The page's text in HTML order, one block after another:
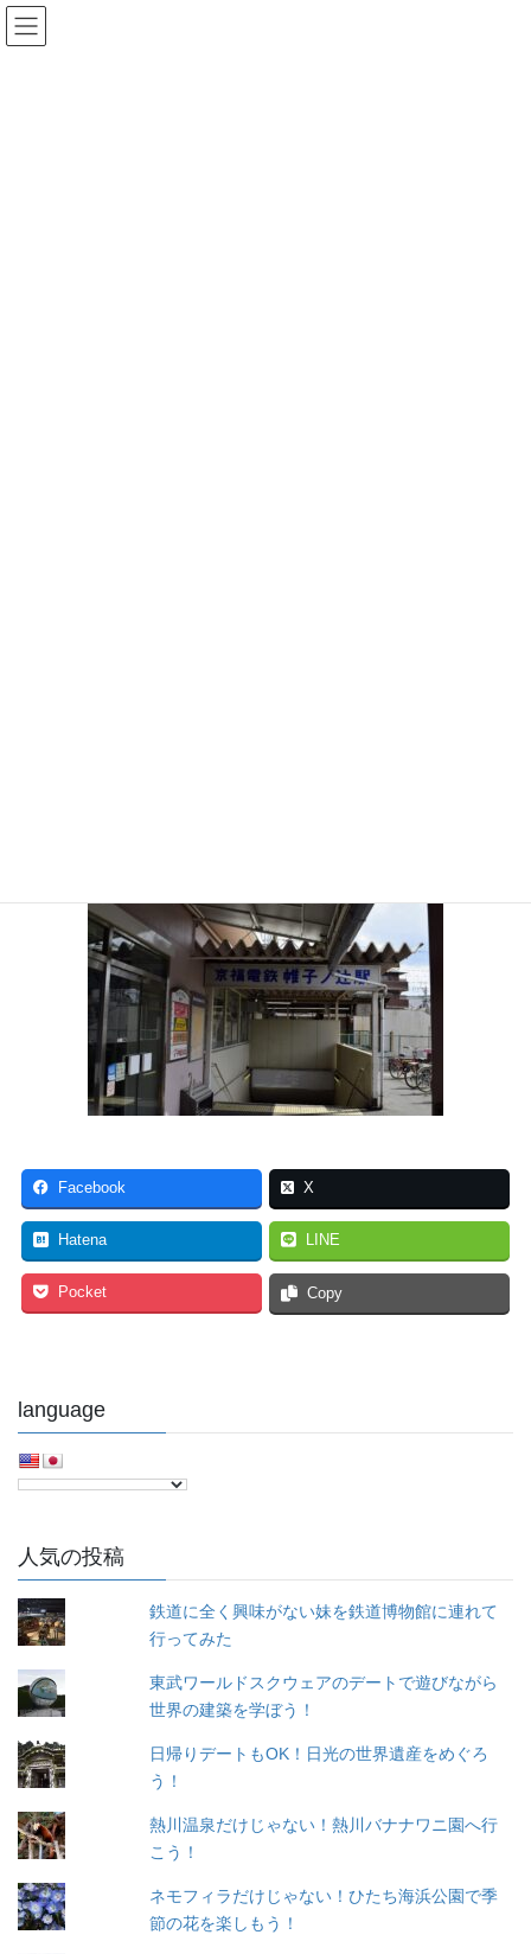
コ
ン
ナ
ビ
Facebook X
Hatena LINE
Pocket Copy
language
人気の投稿
鉄道に全く興味がない妹を鉄道博物館に連れて
行ってみた
東武ワールドスクウェアのデートで遊びながら
世界の建築を学ぼう！
日帰りデートもOK！日光の世界遺産をめぐろ
う！
熱川温泉だけじゃない！熱川バナナワニ園へ行
こう！
ネモフィラだけじゃない！ひたち海浜公園で季
節の花を楽しもう！